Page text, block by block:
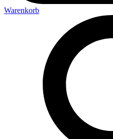
Warenkorb